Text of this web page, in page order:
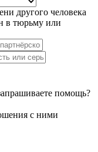
другого человека
в тюрьму или
помощь?
с ними